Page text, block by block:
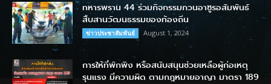
ทหารพราน 44 ร่วมกิจกรรมกวนอาซูรอสัมพันธ์
สืบสานวัฒนธรรมของท้องถิ่น
ข่าวประชาสัมพันธ์ August 1, 2024
การให้ที่พักพิง หรือสนับสนุนช่วยเหลือผู้ก่อเหตุ
รุนแรง มีความผิด ตามกฎหมายอาญา มาตรา 189